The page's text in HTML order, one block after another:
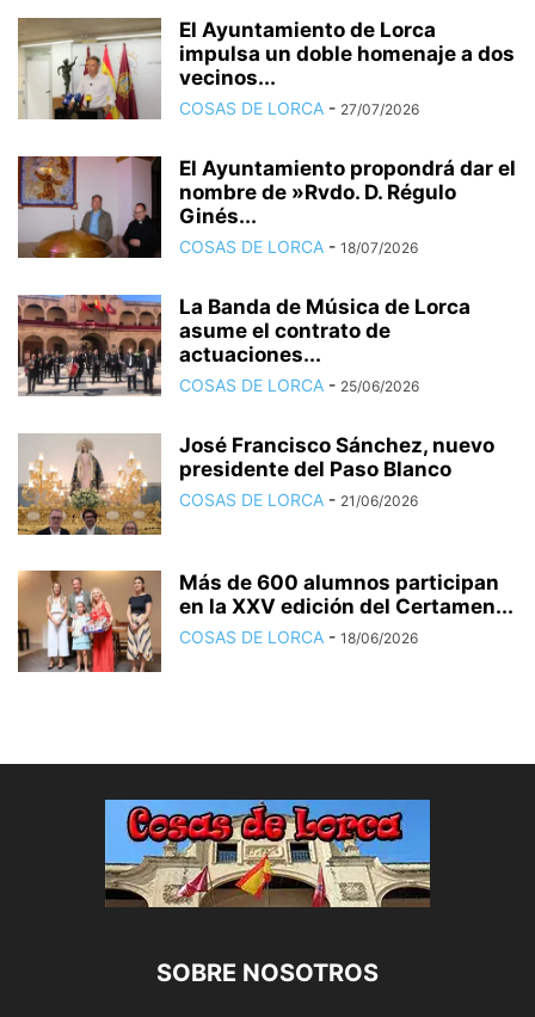
El Ayuntamiento de Lorca
impulsa un doble homenaje a dos
vecinos...
COSAS DE LORCA - 27/07/2026
El Ayuntamiento propondrá dar el
nombre de »Rvdo. D. Régulo
Ginés...
COSAS DE LORCA - 18/07/2026
La Banda de Música de Lorca
asume el contrato de
actuaciones...
COSAS DE LORCA - 25/06/2026
José Francisco Sánchez, nuevo
presidente del Paso Blanco
COSAS DE LORCA - 21/06/2026
Más de 600 alumnos participan
en la XXV edición del Certamen...
COSAS DE LORCA - 18/06/2026
SOBRE NOSOTROS